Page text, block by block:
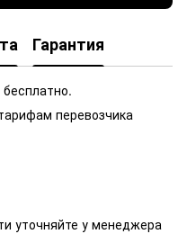
Гарантия
перевозчика
уточняйте у менеджера